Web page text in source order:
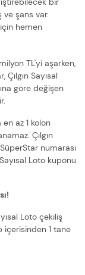
ve şans var.
hemen
TL'yi aşarken,
Sayısal
göre değişen
en az 1 kolon
Çılgın
numarası
Sayısal Loto kuponu
Loto çekiliş
içerisinden 1 tane